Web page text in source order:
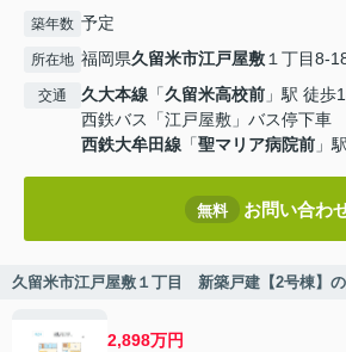
築年数 予定
所在地 福岡県久留米市江戸屋敷１丁目8-
交通 久大本線 「久留米高校前 」駅 徒歩
西鉄バス「江戸屋敷」バス停下車
西鉄大牟田線 「聖マリア病院前 」
無料 お問い合わ
久留米市江戸屋敷１丁目 新築戸建【2号棟】
2,898万円